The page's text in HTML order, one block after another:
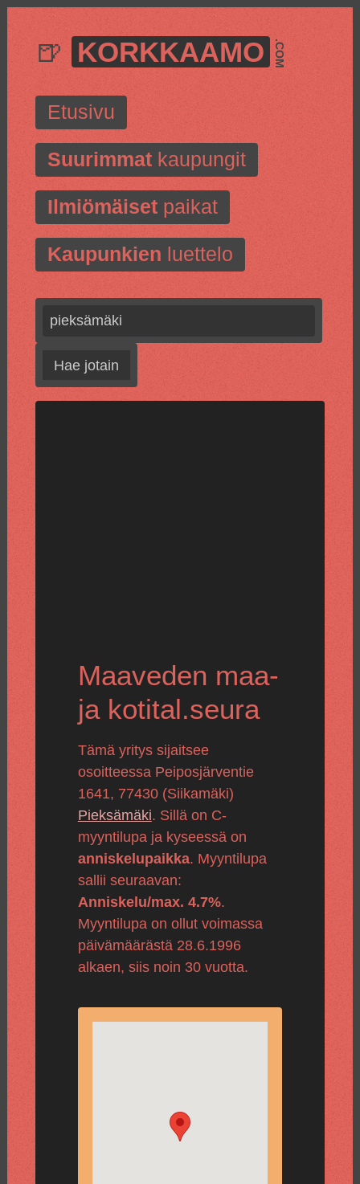
🍺 KORKKAAMO .COM
Etusivu
Suurimmatkaupungit
Ilmiömäisetpaikat
Kaupunkien luettelo
Hae jotain
Maaveden maa-
ja kotital.seura
Tämä yritys sijaitsee
osoitteessa Peiposjärventie
1641, 77430 (Siikamäki)
Pieksämäki. Sillä on C-
myyntilupa ja kyseessä on
anniskelupaikka. Myyntilupa
sallii seuraavan:
Anniskelu/max. 4.7%.
Myyntilupa on ollut voimassa
päivämäärästä 28.6.1996
alkaen, siis noin 30 vuotta.